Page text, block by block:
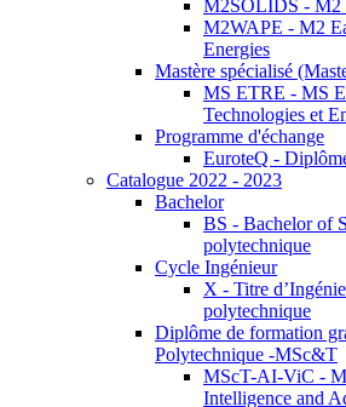
M2SOLIDS - M2
M2WAPE - M2
Energies
Mastère spécialisé
MS ETRE - MS
Technologies et
Programme d'échange
EuroteQ -
Catalogue 2022 - 2023
Bachelor
BS - Bachelor of
polytechnique
Cycle Ingénieur
X - Titre
polytechnique
Diplôme de formation
Polytechnique -MSc&T
MScT-AI-ViC -
Intelligence and